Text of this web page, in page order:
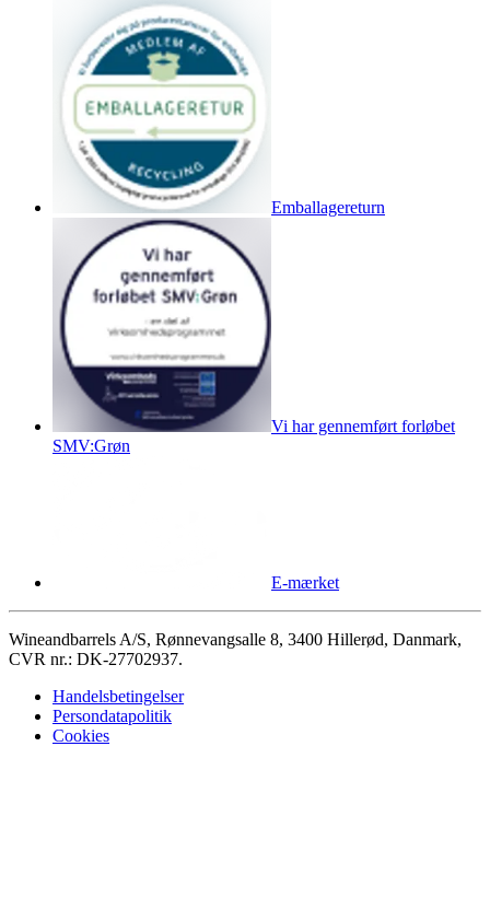
Emballagereturn
Vi har gennemført forløbet
SMV:Grøn
E-mærket
Wineandbarrels A/S, Rønnevangsalle 8, 3400 Hillerød, Danmark,
CVR nr.: DK-27702937.
Handelsbetingelser
Persondatapolitik
Cookies